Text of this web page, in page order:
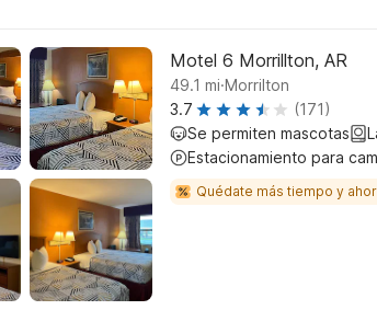
Motel 6 Morrillton, AR
49.1 mi.Morrilton
3.7
(171)
Se permiten mascotas
Estacionamiento para
Quédate más tiempo y